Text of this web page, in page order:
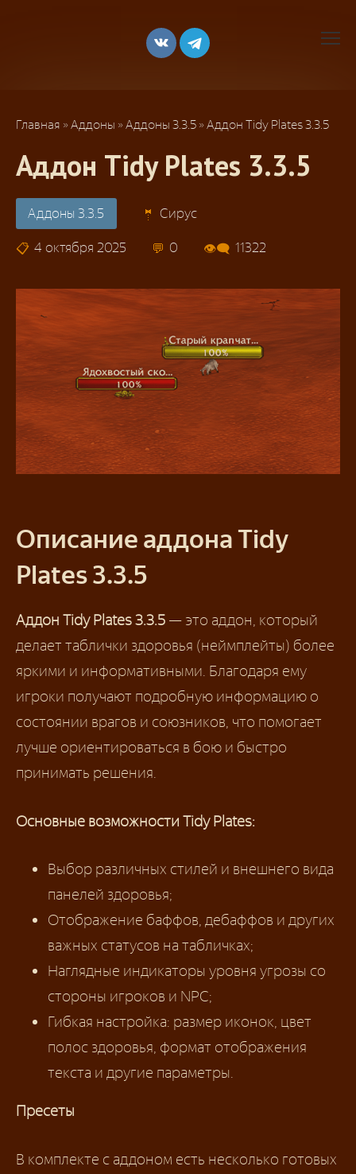
Главная »Аддоны »Аддоны 3.3.5 »Аддон Tidy Plates 3.3.5
Аддон Tidy Plates 3.3.5
Аддоны 3.3.5 Сирус
4 октября 2025 0 11322
Описание аддона Tidy
Plates 3.3.5
Аддон Tidy Plates 3.3.5 — это аддон, который
делает таблички здоровья (неймплейты) более
яркими и информативными. Благодаря ему
игроки получают подробную информацию о
состоянии врагов и союзников, что помогает
лучше ориентироваться в бою и быстро
принимать решения.
Основные возможности Tidy Plates:
Выбор различных стилей и внешнего вида
панелей здоровья;
Отображение баффов, дебаффов и других
важных статусов на табличках;
Наглядные индикаторы уровня угрозы со
стороны игроков и NPC;
Гибкая настройка: размер иконок, цвет
полос здоровья, формат отображения
текста и другие параметры.
Пресеты
В комплекте с аддоном есть несколько готовых